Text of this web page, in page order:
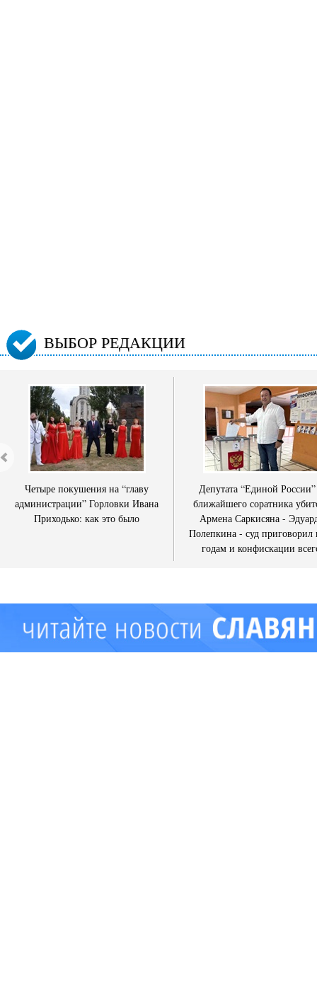
ВЫБОР РЕДАКЦИИ
Четыре покушения на “главу
администрации” Горловки Ивана
Приходько: как это было
Депутата “Единой
ближайшего соратника
Армена Саркисяна -
Полепкина - суд приговорил
годам и конфискации